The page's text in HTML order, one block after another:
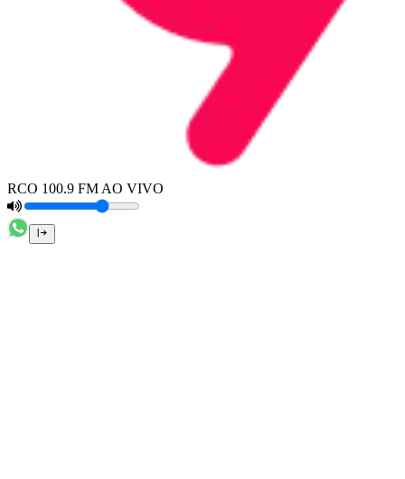
RCO 100.9 FM AO VIVO